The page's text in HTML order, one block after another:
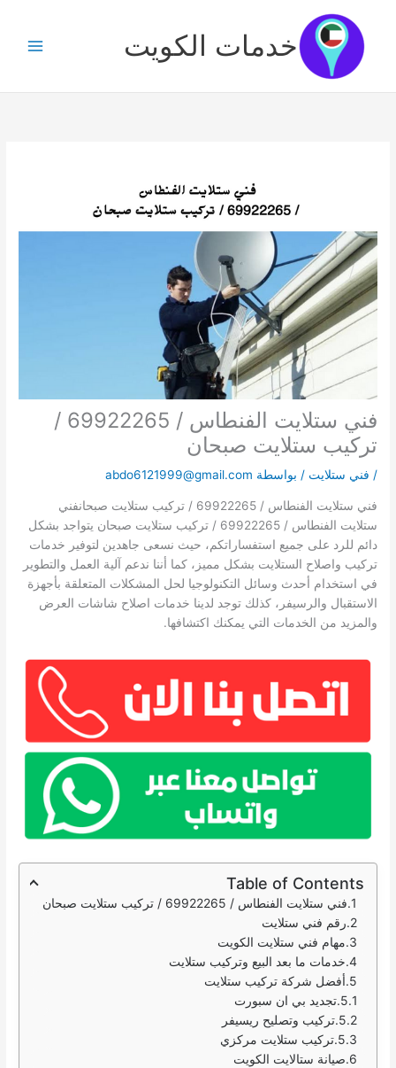
المحتوى
خدمات الكويت
فني ستلايت الفنطاس / 69922265 /
تركيب ستلايت صبحان
/ فني ستلايت / بواسطة abdo6121999@gmail.com
فني ستلايت الفنطاس / 69922265 / تركيب ستلايت صبحانفني
ستلايت الفنطاس / 69922265 / تركيب ستلايت صبحان يتواجد بشكل
دائم للرد على جميع استفساراتكم، حيث نسعى جاهدين لتوفير خدمات
تركيب واصلاح الستلايت بشكل مميز، كما أننا ندعم آلية العمل والتطوير
في استخدام أحدث وسائل التكنولوجيا لحل المشكلات المتعلقة بأجهزة
الاستقبال والرسيفر، كذلك توجد لدينا خدمات اصلاح شاشات العرض
والمزيد من الخدمات التي يمكنك اكتشافها.
Table of Contents
فني ستلايت الفنطاس / 69922265 / تركيب ستلايت صبحان
رقم فني ستلايت
مهام فني ستلايت الكويت
خدمات ما بعد البيع وتركيب ستلايت
أفضل شركة تركيب ستلايت
تجديد بي ان سبورت
تركيب وتصليح ريسيفر
تركيب ستلايت مركزي
صيانة ستالايت الكويت